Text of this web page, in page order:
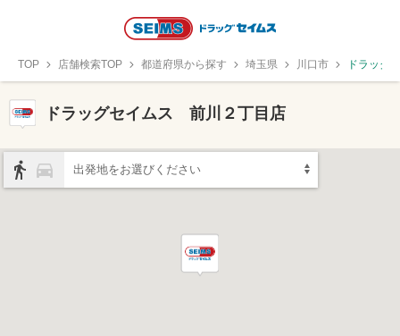
TOP 店舗検索TOP 都道府県から探す 埼玉県 川口市 ドラッグ
ドラッグセイムス 前川２丁目店
出発地をお選びください